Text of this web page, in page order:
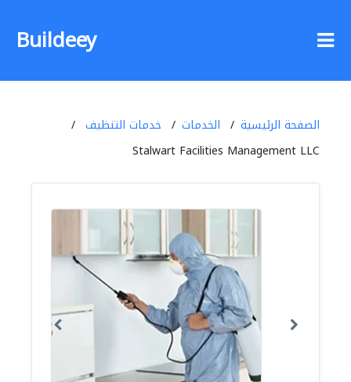
Buildeey
الصفحة الرئيسية الخدمات
خدمات التنظيف
Stalwart Facilities Management LLC